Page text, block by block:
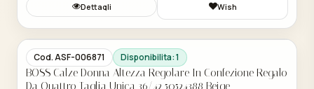
Dettagli Wish
Acquisto Veloce
Cod. ASF-006871 Disponibilita: 1
BOSS Calze Donna Altezza Regolare In Confezione Regalo
Da Quattro Taglia Unica 36/42 50524388 Beige